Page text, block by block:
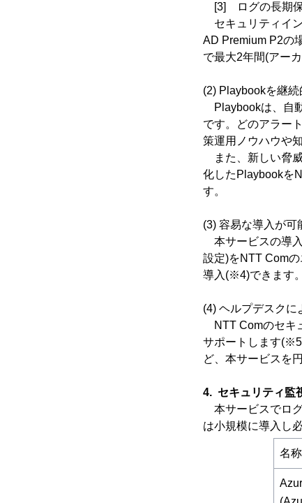
[3] ログの長期
セキュリティイ
AD Premium P2の
で最大2年間(アー
(2) Playbookを継
Playbookは、自
です。どのアラー
策運用ノウハウや
また、新しい脅
化したPlaybookを
す。
(3) 容易な導入が可
本サービスの導
設定)をNTT Com
導入(※4)できます。
(4) ヘルプデスクに
NTT Comのセキ
サポートします
ど、本サービスを
4. セキュリティ監
本サービスでロ
は小規模に導入し
名称